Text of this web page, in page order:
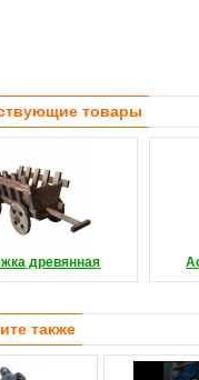
товары
древянная
также